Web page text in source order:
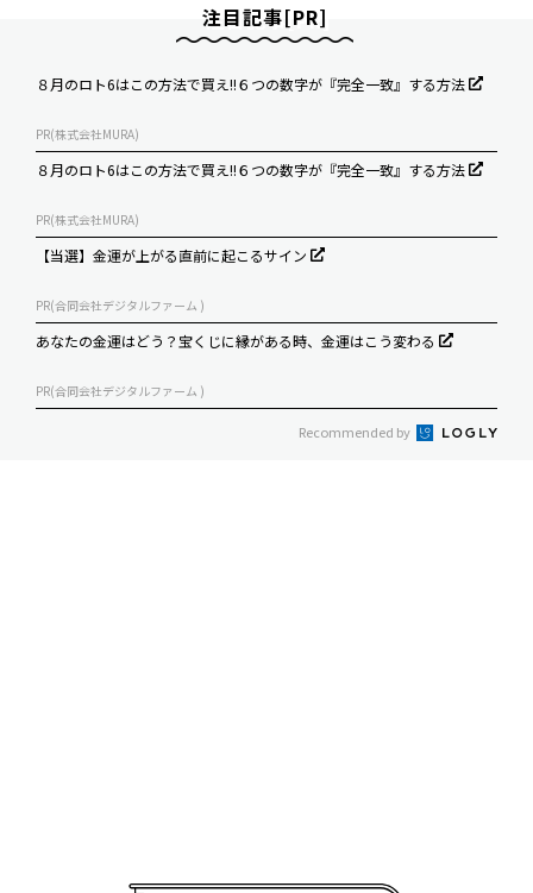
注目記事[PR]
８月のロト6はこの方法で買え!!６つの数字が『完全一致』する方法
PR(株式会社MURA)
８月のロト6はこの方法で買え!!６つの数字が『完全一致』する方法
PR(株式会社MURA)
【当選】金運が上がる直前に起こるサイン
PR(合同会社デジタルファーム )
あなたの金運はどう？宝くじに縁がある時、金運はこう変わる
PR(合同会社デジタルファーム )
Recommended by